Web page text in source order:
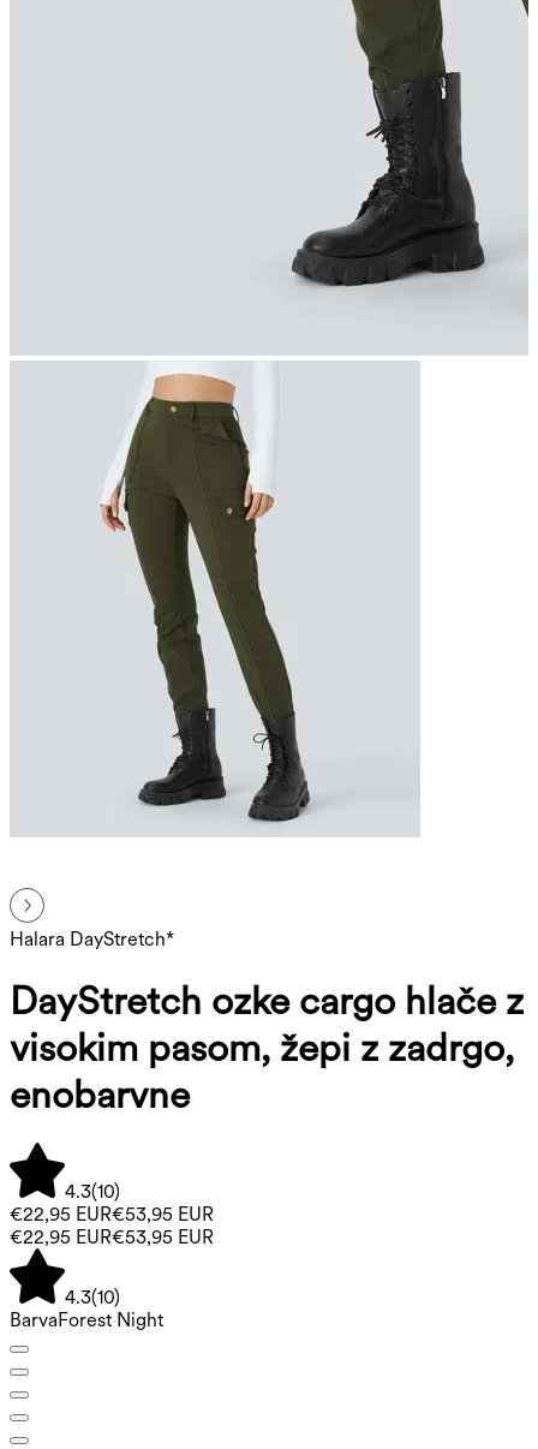
Halara DayStretch*
DayStretch ozke cargo hlače z
visokim pasom, žepi z zadrgo,
enobarvne
4.3(10)
€22,95 EUR€53,95 EUR
€22,95 EUR€53,95 EUR
4.3(10)
BarvaForest Night